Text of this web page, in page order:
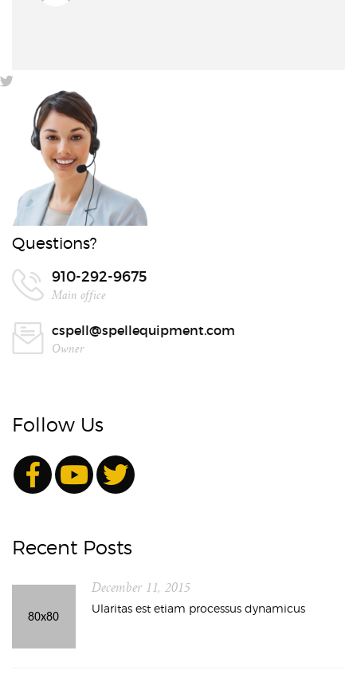
Questions?
910-292-9675
Main office
cspell@spellequipment.com
Owner
Follow Us
Recent Posts
December 11, 2015
Ularitas est etiam processus dynamicus